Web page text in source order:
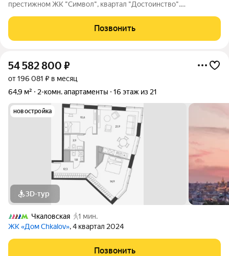
престижном ЖК "Символ", квартал "Достоинство".
предлагает идеальное сочетание современного дизайна и
высоких технологий. Особенности квартиры: -
Позвонить
54 582 800 ₽
от 196 081 ₽ в месяц
64,9 м²
2-комн. апартаменты 16 этаж из 21
новостройка
3D-тур
Чкаловская
1 мин.
ЖК «Дом Chkalov», 4 квартал 2024
Позвонить